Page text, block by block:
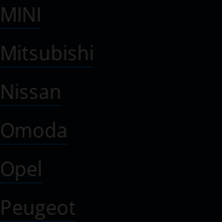
MINI
Mitsubishi
Nissan
Omoda
Opel
Peugeot